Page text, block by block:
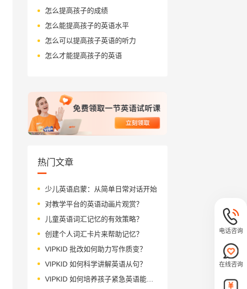
怎么提高孩子的成绩
怎么能提高孩子的英语水平
怎么可以提高孩子英语的听力
怎么才能提高孩子的英语
热门文章
少儿英语启蒙：从简单日常对话开始
对教学平台的英语动画片观赏？
儿童英语词汇记忆的有效策略？
创建个人词汇卡片来帮助记忆？
VIPKID 批改如何助力写作质变？
VIPKID 如何科学讲解英语从句？
VIPKID 如何培养孩子紧急英语能力？
电话咨询
在线咨询